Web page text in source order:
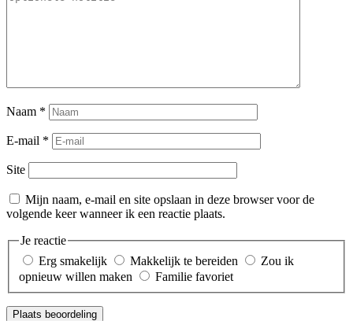
Naam *
E-mail *
Site
Mijn naam, e-mail en site opslaan in deze browser voor de
volgende keer wanneer ik een reactie plaats.
Je reactie
Erg smakelijk
Makkelijk te bereiden
Zou ik
opnieuw willen maken
Familie favoriet
Plaats beoordeling